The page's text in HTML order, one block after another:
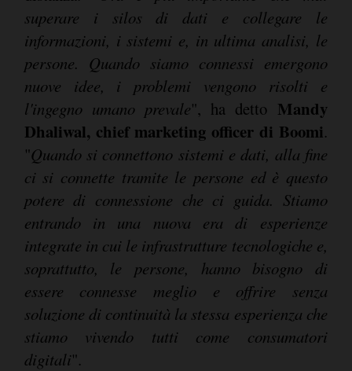
superare i silos di dati e collegare le
informazioni, i sistemi e, in ultima analisi, le
persone. Quando siamo connessi emergono
nuove idee, i problemi vengono risolti e
l'ingegno umano prevale", ha detto Mandy
Dhaliwal, chief marketing officer di Boomi.
"Quando si connettono sistemi e dati, alla fine
ci si connette tramite le persone ed è questo
potere di connessione che ci guida. Stiamo
entrando in una nuova era di esperienze
integrate in cui le infrastrutture tecnologiche e,
soprattutto, le persone, hanno bisogno di
essere connesse meglio e offrire senza
soluzione di continuità la stessa esperienza che
stiamo vivendo tutti come consumatori
digitali".